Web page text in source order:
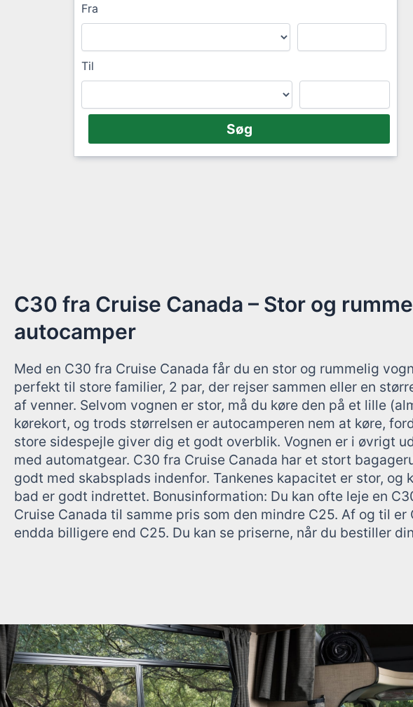
Fra
Til
C30 fra Cruise Canada – Stor og
autocamper
Med en C30 fra Cruise Canada får du en stor og rummelig
perfekt til store familier, 2 par, der rejser sammen eller en
af venner. Selvom vognen er stor, må du køre den på et lille
kørekort, og trods størrelsen er autocamperen nem at køre,
store sidespejle giver dig et godt overblik. Vognen er i øvrigt
med automatgear. C30 fra Cruise Canada har et stort
godt med skabsplads indenfor. Tankenes kapacitet er stor, og
bad er godt indrettet. Bonusinformation: Du kan ofte leje en
Cruise Canada til samme pris som den mindre C25. Af og til er
endda billigere end C25. Du kan se priserne, når du bestiller